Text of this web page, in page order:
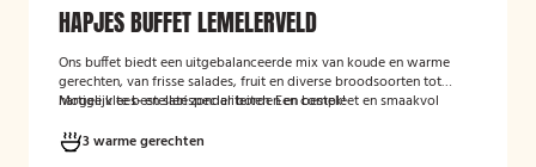
HAPJES BUFFET LEMELERVELD
Ons buffet biedt een uitgebalanceerde mix van koude en warme
gerechten, van frisse salades, fruit en diverse broodsoorten tot
hartige vlees- en satéspecialiteiten. Een compleet en smaakvol
Mogelijk te bestellen zonder borden en bestek!
3 warme gerechten